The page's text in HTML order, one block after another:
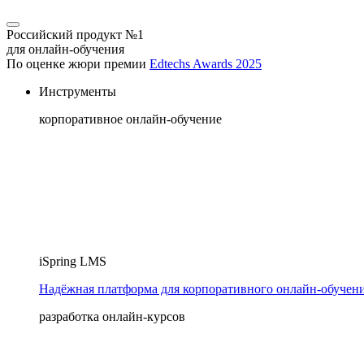
Российский продукт №1
для онлайн-обучения
По оценке жюри премии Edtechs Awards 2025
Инструменты
корпоративное онлайн-обучение
iSpring LMS
Надёжная платформа для корпоративного
разработка онлайн-курсов